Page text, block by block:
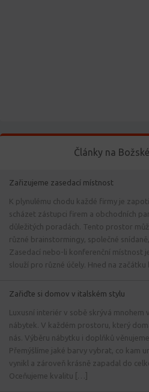
Články na
Zařizujeme zasedací místnost
K plynulému chodu každé firmy je
scházet zástupci firem a obchodních
důležitých poradách. Tento prostor
různé brainstormingy, společné
Zasedací nebo-li konferenční místnost
slouží pro různé účely. Hned na začátku
Zařiďte si domov v italském stylu
Luxusní interiér v sobě skrývá mnohem
nábytek. V každém prostoru, který
nás. Výběru nábytku i doplňků
Přemýšlíme jaké barvy vybrat, co kam
vynikl a zároveň krásně zapadal do
Oceňujeme kvalitu […]